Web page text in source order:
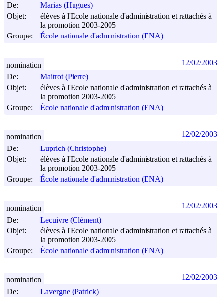
De:
Marias (Hugues)
Objet:
élèves à l'Ecole nationale d'administration et rattachés à
la promotion 2003-2005
Groupe:
École nationale d'administration (ENA)
De:
Maitrot (Pierre)
Objet:
élèves à l'Ecole nationale d'administration et rattachés à
la promotion 2003-2005
Groupe:
École nationale d'administration (ENA)
nomination 12/02/2003
De:
Luprich (Christophe)
Objet:
élèves à l'Ecole nationale d'administration et rattachés à
la promotion 2003-2005
Groupe:
École nationale d'administration (ENA)
nomination 12/02/2003
De:
Lecuivre (Clément)
Objet:
élèves à l'Ecole nationale d'administration et rattachés à
la promotion 2003-2005
Groupe:
École nationale d'administration (ENA)
nomination 12/02/2003
De:
Lavergne (Patrick)
nomination 12/02/2003